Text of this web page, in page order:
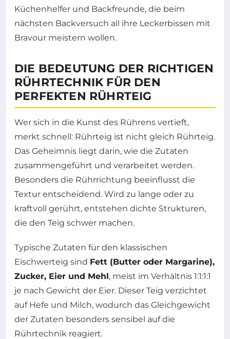
Küchenhelfer und Backfreunde, die beim
nächsten Backversuch all ihre Leckerbissen mit
Bravour meistern wollen.
DIE BEDEUTUNG DER RICHTIGEN
RÜHRTECHNIK FÜR DEN
PERFEKTEN RÜHRTEIG
Wer sich in die Kunst des Rührens vertieft,
merkt schnell: Rührteig ist nicht gleich Rührteig.
Das Geheimnis liegt darin, wie die Zutaten
zusammengeführt und verarbeitet werden.
Besonders die Rührrichtung beeinflusst die
Textur entscheidend. Wird zu lange oder zu
kraftvoll gerührt, entstehen dichte Strukturen,
die den Teig schwer machen.
Typische Zutaten für den klassischen
Eischwerteig sind Fett (Butter oder Margarine),
Zucker, Eier und Mehl, meist im Verhältnis 1:1:1:1
je nach Gewicht der Eier. Dieser Teig verzichtet
auf Hefe und Milch, wodurch das Gleichgewicht
der Zutaten besonders sensibel auf die
Rührtechnik reagiert.